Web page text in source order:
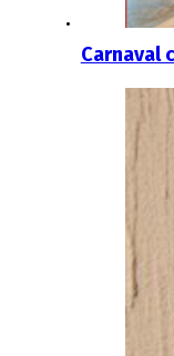
Carnaval